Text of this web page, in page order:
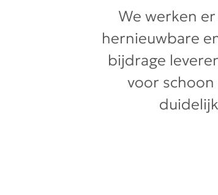
We werken
hernieuwbare
bijdrage
voor